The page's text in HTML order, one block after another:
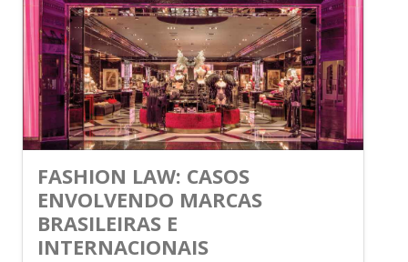
FASHION LAW: CASOS
ENVOLVENDO MARCAS
BRASILEIRAS E
INTERNACIONAIS